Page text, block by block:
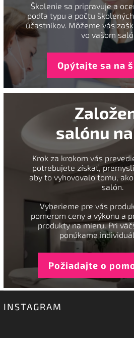
Školenie sa pripravuje a
podľa typu a počtu
účastníkov. Môžeme vás
vo vašom
Opýtajte sa na
salónu
Krok za krokom vás
potrebujete získať,
aby to vyhovovalo tomu,
salón.
Vyberieme pre vás
pomerom ceny a výkonu a
produkty na mieru. Pri
ponúkame
Požiadajte o
INSTAGRAM